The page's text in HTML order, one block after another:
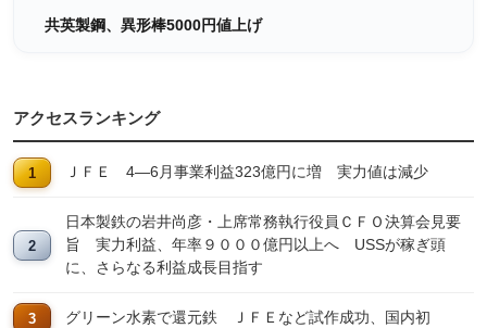
共英製鋼、異形棒5000円値上げ
アクセスランキング
ＪＦＥ 4―6月事業利益323億円に増 実力値は減少
日本製鉄の岩井尚彦・上席常務執行役員ＣＦＯ決算会見要
旨 実力利益、年率９０００億円以上へ USSが稼ぎ頭
に、さらなる利益成長目指す
グリーン水素で還元鉄 ＪＦＥなど試作成功、国内初